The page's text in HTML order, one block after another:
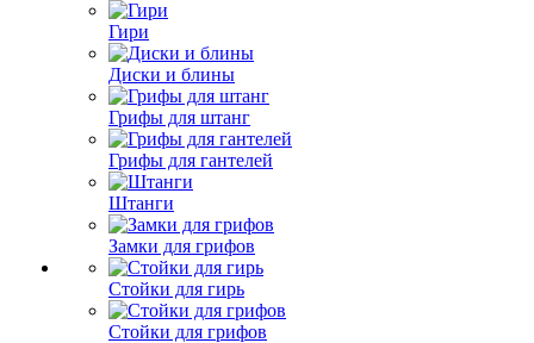
Гири
Диски и блины
Грифы для штанг
Грифы для гантелей
Штанги
Замки для грифов
Стойки для гирь
Стойки для грифов